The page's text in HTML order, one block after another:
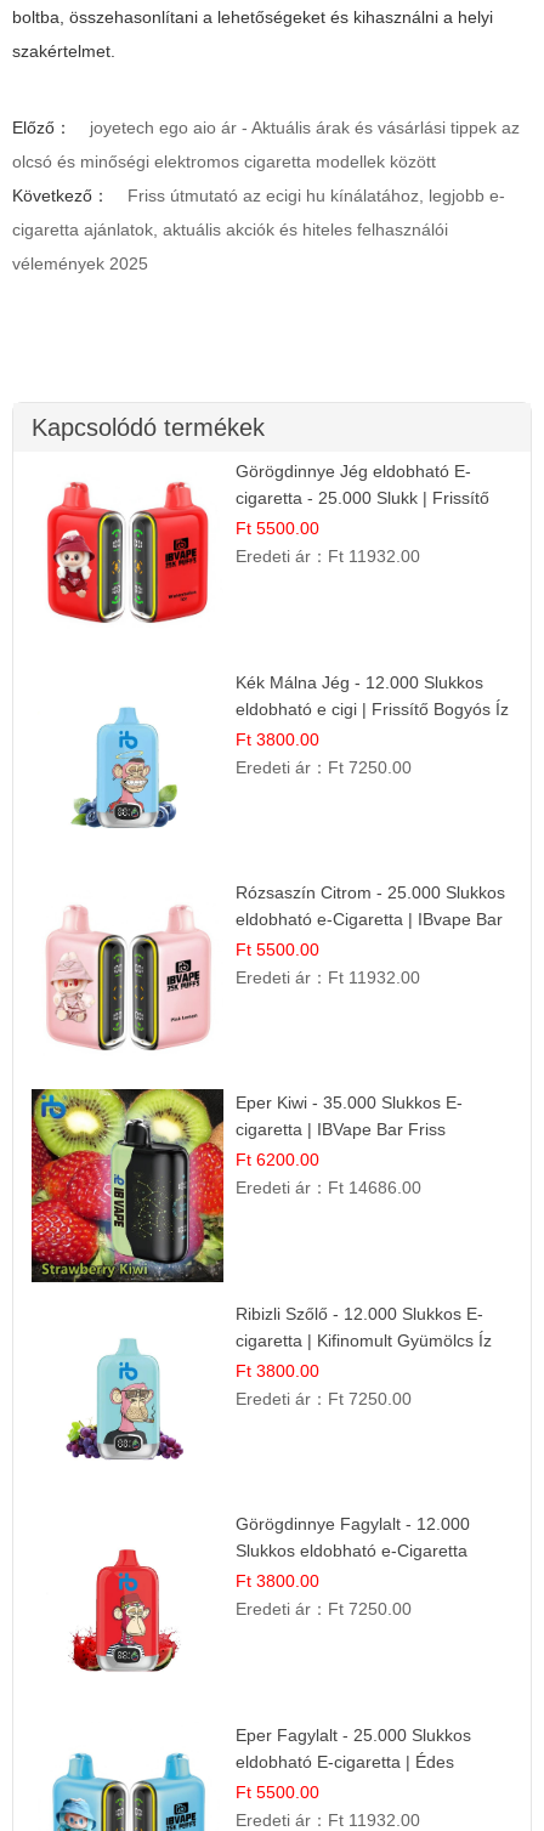
boltba, összehasonlítani a lehetőségeket és kihasználni a helyi
szakértelmet.
Előző：
joyetech ego aio ár - Aktuális árak és vásárlási tippek az
olcsó és minőségi elektromos cigaretta modellek között
Következő：
Friss útmutató az ecigi hu kínálatához, legjobb e-
cigaretta ajánlatok, aktuális akciók és hiteles felhasználói
vélemények 2025
Kapcsolódó termékek
Görögdinnye Jég eldobható E-
cigaretta - 25.000 Slukk | Frissítő
Nyári Íz
Ft 5500.00
Eredeti ár： Ft 11932.00
Kék Málna Jég - 12.000 Slukkos
eldobható e cigi | Frissítő Bogyós Íz
Ft 3800.00
Eredeti ár： Ft 7250.00
Rózsaszín Citrom - 25.000 Slukkos
eldobható e-Cigaretta | IBvape Bar
Ft 5500.00
Eredeti ár： Ft 11932.00
Eper Kiwi - 35.000 Slukkos E-
cigaretta | IBVape Bar Friss
Gyümölcs Ízek
Ft 6200.00
Eredeti ár： Ft 14686.00
Ribizli Szőlő - 12.000 Slukkos E-
cigaretta | Kifinomult Gyümölcs Íz
Ft 3800.00
Eredeti ár： Ft 7250.00
Görögdinnye Fagylalt - 12.000
Slukkos eldobható e-Cigaretta
Ft 3800.00
Eredeti ár： Ft 7250.00
Eper Fagylalt - 25.000 Slukkos
eldobható E-cigaretta | Édes
Desszert Íz
Ft 5500.00
Eredeti ár： Ft 11932.00